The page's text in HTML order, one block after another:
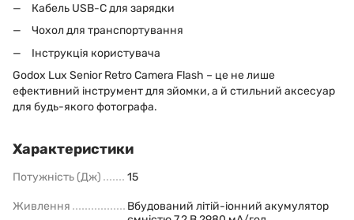
Кабель USB-C для зарядки
Чохол для транспортування
Інструкція користувача
Godox Lux Senior Retro Camera Flash – це не лише
ефективний інструмент для зйомки, а й стильний аксесуар
для будь-якого фотографа.
Характеристики
Потужність (Дж) 15
Живлення
Вбудований літій-іонний акумулятор